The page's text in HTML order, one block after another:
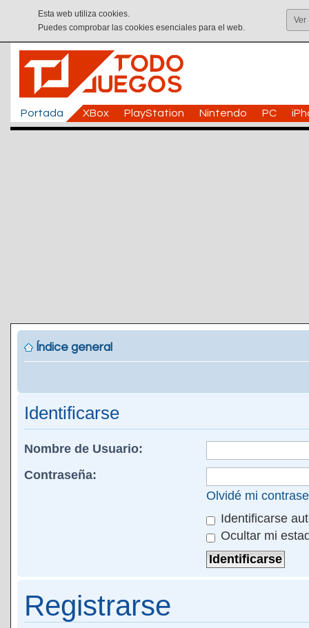
Esta web utiliza cookies.
Puedes comprobar las cookies esenciales para el web.
Ver
Portada XBox PlayStation Nintendo PC
Índice general
Identificarse
Nombre de Usuario:
Contraseña:
Olvidé mi
Identificarse
Ocultar mi
Registrarse